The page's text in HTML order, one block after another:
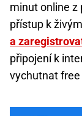
minut online z
přístup k
a
připojení k
vychutnat